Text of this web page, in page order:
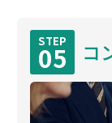
STEP
05 コ